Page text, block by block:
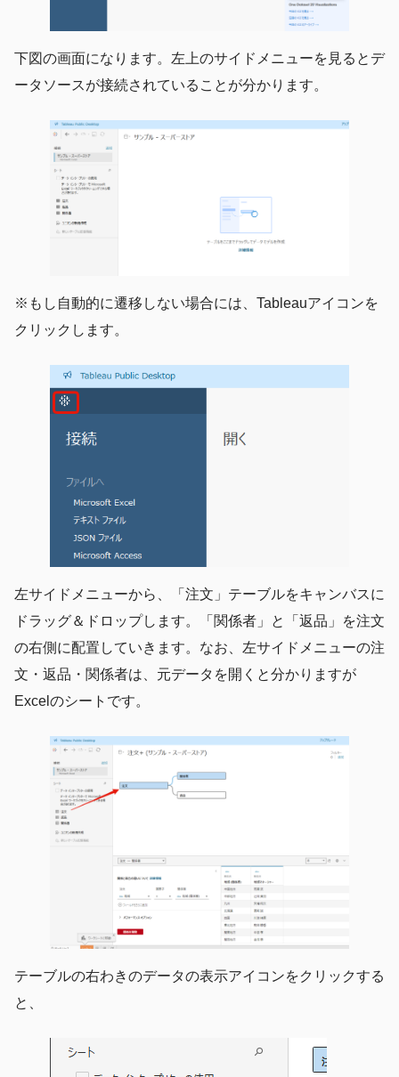
下図の画面になります。左上のサイドメニューを見るとデ
ータソースが接続されていることが分かります。
※もし自動的に遷移しない場合には、Tableauアイコンを
クリックします。
左サイドメニューから、「注文」テーブルをキャンバスに
ドラッグ＆ドロップします。「関係者」と「返品」を注文
の右側に配置していきます。なお、左サイドメニューの注
文・返品・関係者は、元データを開くと分かりますが
Excelのシートです。
テーブルの右わきのデータの表示アイコンをクリックする
と、